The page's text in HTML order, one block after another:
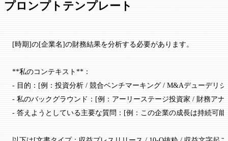
プロンプトテンプレート
[時期]の[企業名]の財務結果を分析する必要があります。
**私のコンテキスト**：
- 目的：[例：投資分析 / 競合ベンチマーキング / M&Aデューデリ
- 私のバックグラウンド：[例：アーリーステージ投資家 / 財務ア
- 答えようとしている主要な質問：[例：この企業の成長は持続可